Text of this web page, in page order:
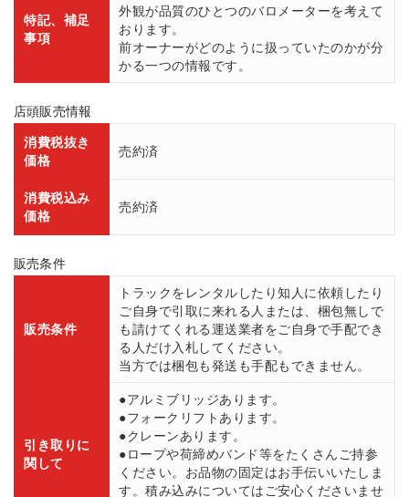
特記、補足
事項
外観が品質のひとつのバロメーターを考えて
おります。
前オーナーがどのように扱っていたのかが分
かる一つの情報です。
店頭販売情報
消費税抜き
価格
売約済
消費税込み
価格
売約済
販売条件
販売条件
トラックをレンタルしたり知人に依頼したり
ご自身で引取に来れる人または、梱包無しで
も請けてくれる運送業者をご自身で手配でき
る人だけ入札してください。
当方では梱包も発送も手配もできません。
引き取りに
関して
●アルミブリッジあります。
●フォークリフトあります。
●クレーンあります。
●ロープや荷締めバンド等をたくさんご持参
ください。お品物の固定はお手伝いいたしま
す。積み込みについてはご安心くださいませ